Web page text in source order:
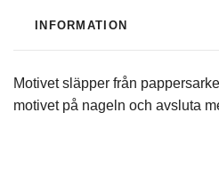
INFORMATION
Motivet släpper från
motivet på nageln och avsluta